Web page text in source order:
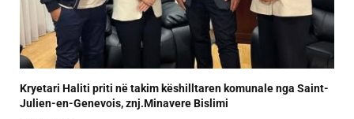
Kryetari Haliti priti në takim këshilltaren komunale nga Saint-
Julien-en-Genevois, znj.Minavere Bislimi